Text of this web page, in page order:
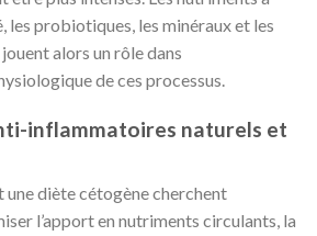
probiotiques, les minéraux et les
alors un rôle dans
de ces processus.
inflammatoires naturels et
une diète cétogène cherchent
l’apport en nutriments circulants, la